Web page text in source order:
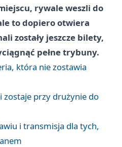
rywale weszli do
to dopiero otwiera
zostały jeszcze bilety,
pełne trybuny.
która nie zostawia
zostaje przy drużynie do
i transmisja dla tych,